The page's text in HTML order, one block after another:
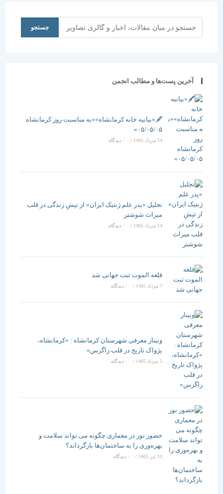
جستجو
آخرین پست‌ها و مطالب انجمن
🖋️«بیانیه خانه کرمانشاه»«به مناسبت روز کرمانشاه
۰۵/۰۵/۰۵»
/ ۰ دیدگاه
تجلیل «پدر علم ژنتیک ایران» از تپشِ زندگی در قلب
میراث شوشتر
14 مرداد 1405 / ۰ دیدگاه
قلعه الموت ثبت جهانی شد
/ ۰ دیدگاه
وبینار معرفی شهرستان کرمانشاه : «کرمانشاه،
پژواک تاریخ در قلب زاگرس»
5 مرداد 1405 / ۰ دیدگاه
حضور نور در معماری چگونه می تواند سلامت و
بهره‌وری را به ساختمان‌ها بازگرداند؟
/ ۰ دیدگاه